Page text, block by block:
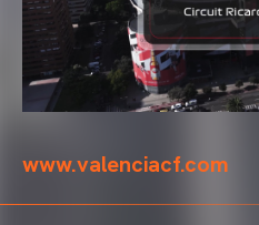
www.valenciacf.com